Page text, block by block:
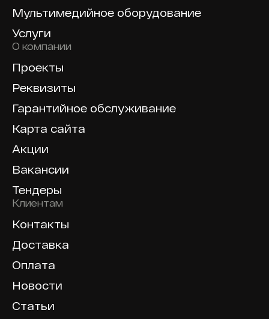
Мультимедийное оборудование
Услуги
О компании
Проекты
Реквизиты
Гарантийное обслуживание
Карта сайта
Акции
Вакансии
Тендеры
Клиентам
Контакты
Доставка
Оплата
Новости
Статьи